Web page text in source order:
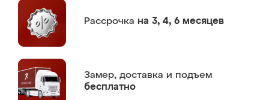
Рассрочка на 3, 4, 6 месяцев
Замер, доставка и подъем
бесплатно